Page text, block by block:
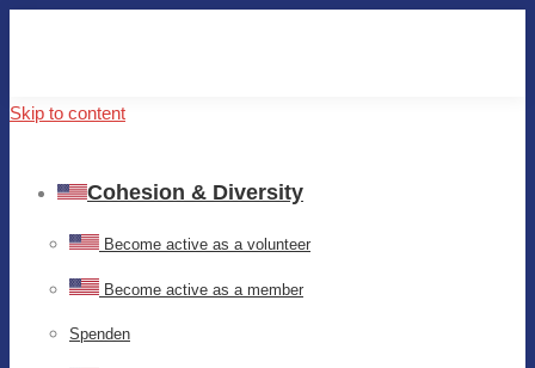
Skip to content
Cohesion & Diversity
Become active as a volunteer
Become active as a member
Spenden